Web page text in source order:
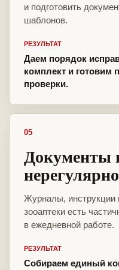
и подготовить
шаблонов.
РЕЗУЛЬТАТ
Даем порядок
комплект и готовим
проверки.
05
Документы
нерегулярно
Журналы, инструкции
зооаптеки есть
в ежедневной работе.
РЕЗУЛЬТАТ
Собираем единый